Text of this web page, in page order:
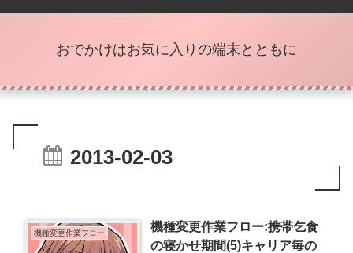
おでかけはお気に入りの端末とともに
2013-02-03
機種変更作業フロー
機種変更作業フロー:携帯乞食
の寝かせ期間(5)キャリア毎の